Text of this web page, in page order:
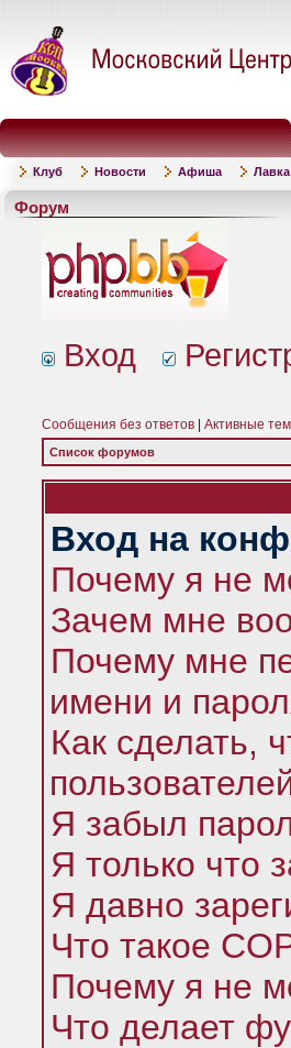
Клуб Новости Афиша Лавка
Форум
Вход
Сообщения без ответов Активные
Список форумов
Вход на
Почему я не
Зачем мне
Почему мне
имени и
Как сделать,
Я забыл
Я только что
Я давно
Что такое
Почему я не
Что делает